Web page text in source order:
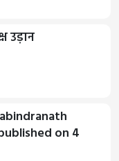
उड़ान
on 4